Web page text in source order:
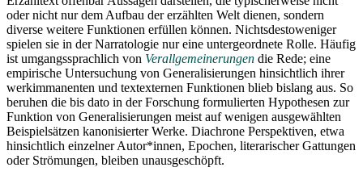
oder nicht nur dem Aufbau der erzählten Welt dienen, sondern
diverse weitere Funktionen erfüllen können. Nichtsdestoweniger
spielen sie in der Narratologie nur eine untergeordnete Rolle. Häufig
ist umgangssprachlich von Verallgemeinerungen die Rede; eine
empirische Untersuchung von Generalisierungen hinsichtlich ihrer
werkimmanenten und textexternen Funktionen blieb bislang aus. So
beruhen die bis dato in der Forschung formulierten Hypothesen zur
Funktion von Generalisierungen meist auf wenigen ausgewählten
Beispielsätzen kanonisierter Werke. Diachrone Perspektiven, etwa
hinsichtlich einzelner Autor*innen, Epochen, literarischer Gattungen
oder Strömungen, bleiben unausgeschöpft.